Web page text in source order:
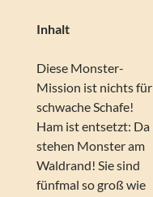
Inhalt
Diese Monster-
Mission ist nichts für
schwache Schafe!
Ham ist entsetzt: Da
stehen Monster am
Waldrand! Sie sind
fünfmal so groß wie